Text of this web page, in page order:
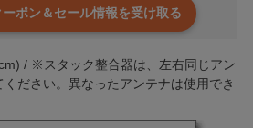
ポン＆セール情報を受け取る
/ ※スタック整合器は、左右同じアン
ださい。異なったアンテナは使用でき